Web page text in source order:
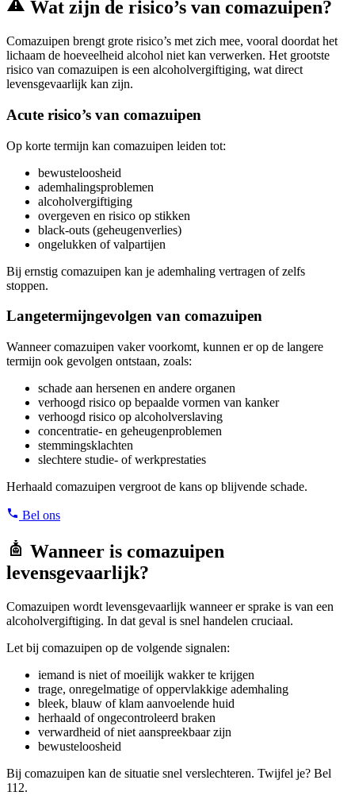
Wat zijn de risico’s van comazuipen?
Comazuipen brengt grote risico’s met zich mee, vooral doordat het
lichaam de hoeveelheid alcohol niet kan verwerken. Het grootste
risico van comazuipen is een alcoholvergiftiging, wat direct
levensgevaarlijk kan zijn.
Acute risico’s van comazuipen
Op korte termijn kan comazuipen leiden tot:
bewusteloosheid
ademhalingsproblemen
alcoholvergiftiging
overgeven en risico op stikken
black-outs (geheugenverlies)
ongelukken of valpartijen
Bij ernstig comazuipen kan je ademhaling vertragen of zelfs
stoppen.
Langetermijngevolgen van comazuipen
Wanneer comazuipen vaker voorkomt, kunnen er op de langere
termijn ook gevolgen ontstaan, zoals:
schade aan hersenen en andere organen
verhoogd risico op bepaalde vormen van kanker
verhoogd risico op alcoholverslaving
concentratie- en geheugenproblemen
stemmingsklachten
slechtere studie- of werkprestaties
Herhaald comazuipen vergroot de kans op blijvende schade.
Bel ons
Wanneer is comazuipen
levensgevaarlijk?
Comazuipen wordt levensgevaarlijk wanneer er sprake is van een
alcoholvergiftiging. In dat geval is snel handelen cruciaal.
Let bij comazuipen op de volgende signalen:
iemand is niet of moeilijk wakker te krijgen
trage, onregelmatige of oppervlakkige ademhaling
bleek, blauw of klam aanvoelende huid
herhaald of ongecontroleerd braken
verwardheid of niet aanspreekbaar zijn
bewusteloosheid
Bij comazuipen kan de situatie snel verslechteren. Twijfel je? Bel
112.